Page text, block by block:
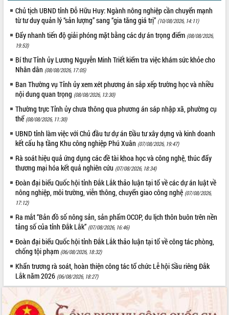
Đoàn đại biểu Quốc hội tỉnh Đắk Lắk
trao đổi thông tin trước Kỳ họp thứ
nhất, Quốc hội khóa XVI
Quyết liệt cải cách hành chính, khơi
thông nguồn lực phát triển
Nâng cao hiệu lực, hiệu quả HĐND
tỉnh thông qua hiện đại hóa hành chính
Xã Ea Phê gắn cải cách hành chính với
chuyển đổi số
Phó Chủ tịch Thường trực UBND tỉnh
Hồ Thị Nguyên Thảo làm việc tại Trung
tâm Phục vụ hành chính công xã Ea
Phê
hành cùng nông dân dân, doanh nghiệp
Giai đoạn 2026-2030, Đắk Lắk phấn
đấu có 77% xã đạt chuẩn nông thôn
mới
Chuyển đổi số 'mở đường' cho nông
nghiệp Đắk Lắk tăng trưởng bứt phá
Triển khai đồng bộ đo đạc, lập hồ sơ
địa chính, hoàn thiện cơ sở dữ liệu đất
đai
Ứng dụng sinh trắc học - Bước tiến
trong hành trình chuyển đổi số tại Đắk
Lắk
Đắk Lắk nâng cao hiệu quả công tác
Đảng từ Sổ tay đảng viên điện tử
Chủ tịch UBND tỉnh Đỗ Hữu Huy: Ngành nông nghiệp cần chuyển mạnh
từ tư duy quản lý “sản lượng” sang “gia tăng giá trị” (10/08/2026, 14:11)
Đẩy nhanh tiến độ giải phóng mặt bằng các dự án trọng điểm (08/08/2026,
19:53)
Bí thư Tỉnh ủy Lương Nguyễn Minh Triết kiểm tra việc khám sức khỏe cho
Nhân dân (08/08/2026, 17:05)
Ban Thường vụ Tỉnh ủy xem xét phương án sắp xếp trường học và nhiều
nội dung quan trọng (08/08/2026, 13:30)
Thường trực Tỉnh ủy chưa thông qua phương án sáp nhập xã, phường cụ
thể (08/08/2026, 11:30)
UBND tỉnh làm việc với Chủ đầu tư dự án Đầu tư xây dựng và kinh doanh
kết cấu hạ tầng Khu công nghiệp Phú Xuân (07/08/2026, 19:47)
Rà soát hiệu quả ứng dụng các đề tài khoa học và công nghệ, thúc đẩy
thương mại hóa kết quả nghiên cứu (07/08/2026, 18:34)
Đoàn đại biểu Quốc hội tỉnh Đắk Lắk thảo luận tại tổ về các dự án luật về
nông nghiệp, môi trường, viễn thông, chuyển giao công nghệ (07/08/2026,
17:12)
Ra mắt “Bản đồ số nông sản, sản phẩm OCOP, du lịch thôn buôn trên nền
tảng số của tỉnh Đắk Lắk” (07/08/2026, 16:46)
Đoàn đại biểu Quốc hội tỉnh Đắk Lắk thảo luận tại tổ về công tác phòng,
chống tội phạm (06/08/2026, 18:32)
Khẩn trương rà soát, hoàn thiện công tác tổ chức Lễ hội Sầu riêng Đắk
Lắk năm 2026 (06/08/2026, 18:27)